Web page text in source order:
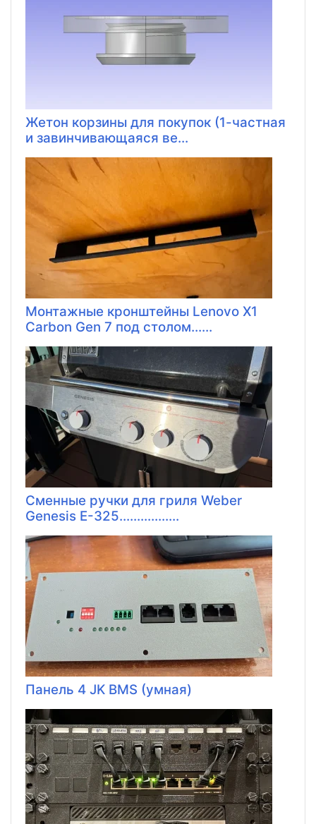
Жетон корзины для покупок (1-частная
и завинчивающаяся ве...
Монтажные кронштейны Lenovo X1
Carbon Gen 7 под столом......
Сменные ручки для гриля Weber
Genesis E-325.................
Панель 4 JK BMS (умная)